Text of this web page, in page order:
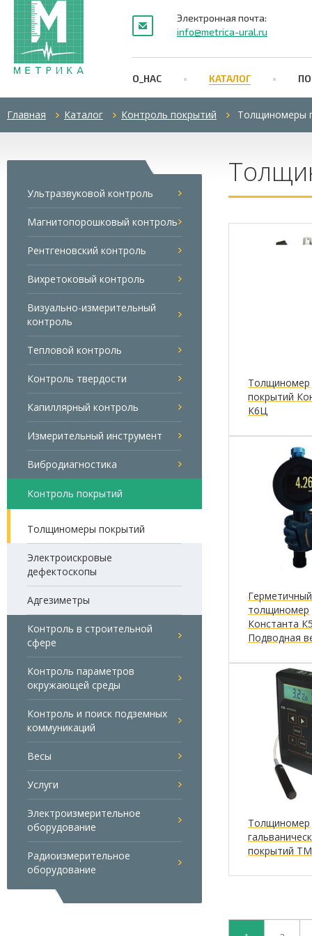
Электронная почта:
info@metrica-ural.ru
О_НАС КАТАЛОГ
Главная Каталог Контроль покрытий Толщиномеры
Ультразвуковой контроль
Магнитопорошковый контроль
Рентгеновский контроль
Вихретоковый контроль
Визуально-измерительный
контроль
Тепловой контроль
Контроль твердости
Капиллярный контроль
Измерительный инструмент
Вибродиагностика
Контроль покрытий
Толщиномеры покрытий
Электроискровые
дефектоскопы
Адгезиметры
Контроль в строительной
сфере
Контроль параметров
окружающей среды
Контроль и поиск подземных
коммуникаций
Весы
Услуги
Электроизмерительное
оборудование
Радиоизмерительное
оборудование
Толщиномер
покрытий
К6Ц
Герметичный
толщиномер
Константа
Подводная
Толщиномер
покрытий